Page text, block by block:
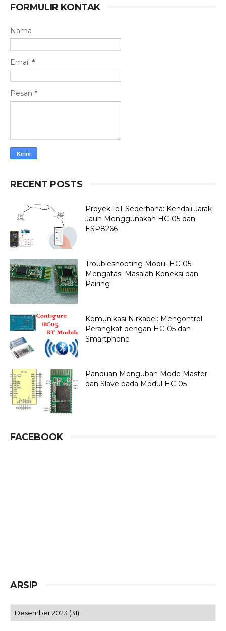
FORMULIR KONTAK
Nama
Email *
Pesan *
RECENT POSTS
Proyek IoT Sederhana: Kendali Jarak
Jauh Menggunakan HC-05 dan
ESP8266
Troubleshooting Modul HC-05:
Mengatasi Masalah Koneksi dan
Pairing
Komunikasi Nirkabel: Mengontrol
Perangkat dengan HC-05 dan
Smartphone
Panduan Mengubah Mode Master
dan Slave pada Modul HC-05
FACEBOOK
ARSIP